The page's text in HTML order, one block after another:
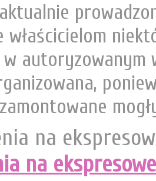
właścicielom
autoryzowanym
na